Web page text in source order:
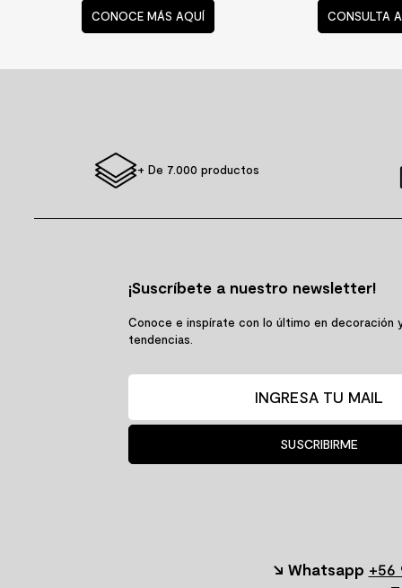
CONOCE MÁS AQUÍ CONSULTA
+ De 7.000 productos
¡Suscríbete a nuestro newsletter!
Conoce e inspírate con lo último en decoración
tendencias.
SUSCRIBIRME
↘ Whatsapp +56